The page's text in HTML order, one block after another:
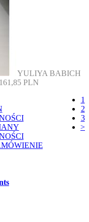
YULIYA BABICH
161,85 PLN
1
2
3
>